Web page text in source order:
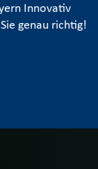
Innovativ
genau richtig!